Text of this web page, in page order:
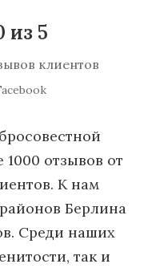
из 5
клиентов
отзывов от
К нам
Берлина
Среди наших
так и